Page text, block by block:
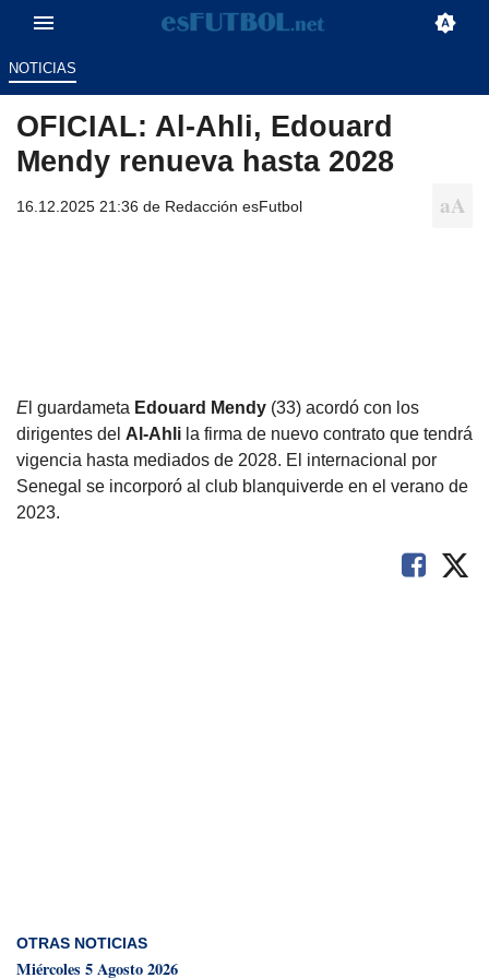
NOTICIAS
OFICIAL: Al-Ahli, Edouard
Mendy renueva hasta 2028
16.12.2025 21:36 de Redacción esFutbol
E l guardameta Edouard Mendy (33) acordó con los
dirigentes del Al-Ahli la firma de nuevo contrato que tendrá
vigencia hasta mediados de 2028. El internacional por
Senegal se incorporó al club blanquiverde en el verano de
2023.
OTRAS NOTICIAS
Miércoles 5 Agosto 2026